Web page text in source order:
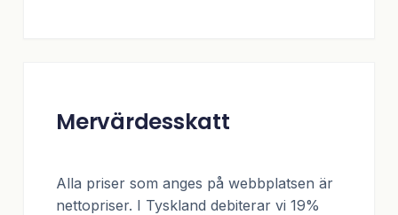
Mervärdesskatt
Alla priser som anges på webbplatsen är
nettopriser. I Tyskland debiterar vi 19%